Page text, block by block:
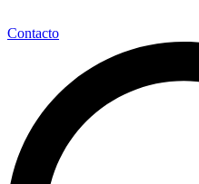
Contacto